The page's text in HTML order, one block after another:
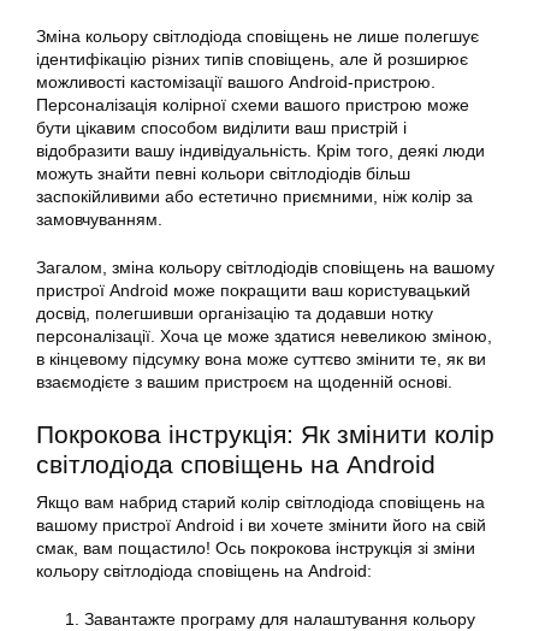
Зміна кольору світлодіода сповіщень не лише полегшує
ідентифікацію різних типів сповіщень, але й розширює
можливості кастомізації вашого Android-пристрою.
Персоналізація колірної схеми вашого пристрою може
бути цікавим способом виділити ваш пристрій і
відобразити вашу індивідуальність. Крім того, деякі люди
можуть знайти певні кольори світлодіодів більш
заспокійливими або естетично приємними, ніж колір за
замовчуванням.
Загалом, зміна кольору світлодіодів сповіщень на вашому
пристрої Android може покращити ваш користувацький
досвід, полегшивши організацію та додавши нотку
персоналізації. Хоча це може здатися невеликою зміною,
в кінцевому підсумку вона може суттєво змінити те, як ви
взаємодієте з вашим пристроєм на щоденній основі.
Покрокова інструкція: Як змінити колір
світлодіода сповіщень на Android
Якщо вам набрид старий колір світлодіода сповіщень на
вашому пристрої Android і ви хочете змінити його на свій
смак, вам пощастило! Ось покрокова інструкція зі зміни
кольору світлодіода сповіщень на Android:
Завантажте програму для налаштування кольору